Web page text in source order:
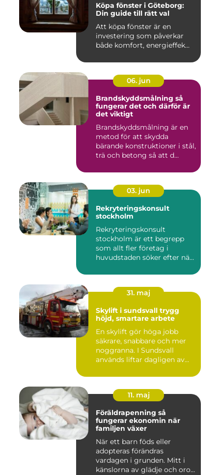
Köpa fönster i Göteborg:
Din guide till rätt val
Att köpa fönster är en
investering som påverkar
både komfort, energieffek...
06. jun
Brandskyddsmålning så
fungerar det och därför är
det viktigt
Brandskyddsmålning är en
metod för att skydda
bärande konstruktioner i stål,
trä och betong så att d...
03. jun
Rekryteringskonsult
stockholm
Rekryteringskonsult
stockholm är ett begrepp
som allt fler företag i
huvudstaden söker efter när
31. maj
Skylift i sundsvall trygg
höjd, smartare arbete
En skylift gör höga jobb
säkrare, snabbare och mer
noggranna. I Sundsvall
används liftar dagligen av...
11. maj
Föräldrapenning så
fungerar ekonomin när
familjen växer
När ett barn föds eller
adopteras förändras
vardagen i grunden. Mitt i
känslorna av glädje och oro